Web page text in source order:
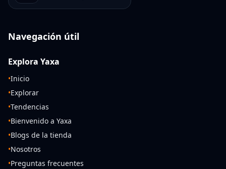
Navegación útil
Explora Yaxa
•Inicio
•Explorar
•Tendencias
•Bienvenido a Yaxa
•Blogs de la tienda
•Nosotros
•Preguntas frecuentes